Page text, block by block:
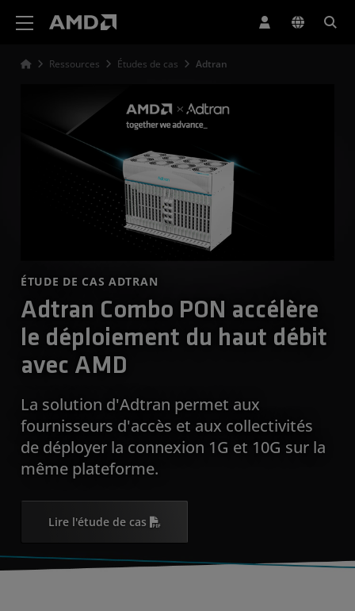
Ressources Études de cas Adtran
ÉTUDE DE CAS ADTRAN
Adtran Combo PON accélère
le déploiement du haut débit
avec AMD
La solution d'Adtran permet aux
fournisseurs d'accès et aux collectivités
de déployer la connexion 1G et 10G sur la
même plateforme.
Lire l'étude de cas